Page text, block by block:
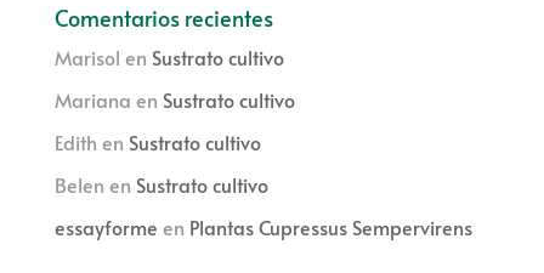
Comentarios recientes
Marisol en Sustrato cultivo
Mariana en Sustrato cultivo
Edith en Sustrato cultivo
Belen en Sustrato cultivo
essayforme en Plantas Cupressus Sempervirens